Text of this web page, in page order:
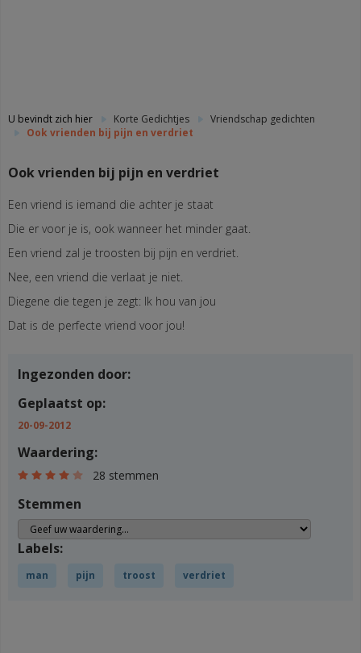
U bevindt zich hier Korte Gedichtjes
Vriendschap gedichten
Ook vrienden bij pijn en verdriet
Ook vrienden bij pijn en verdriet
Een vriend is iemand die achter je staat
Die er voor je is, ook wanneer het minder gaat.
Een vriend zal je troosten bij pijn en verdriet.
Nee, een vriend die verlaat je niet.
Diegene die tegen je zegt: Ik hou van jou
Dat is de perfecte vriend voor jou!
Ingezonden door:
Geplaatst op:
20-09-2012
Waardering:
28 stemmen
Stemmen
Labels:
man pijn troost verdriet